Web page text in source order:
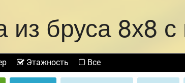
бруса 8х8
Этажность Все